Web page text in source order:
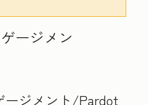
ージメン
ージメント/Pardot